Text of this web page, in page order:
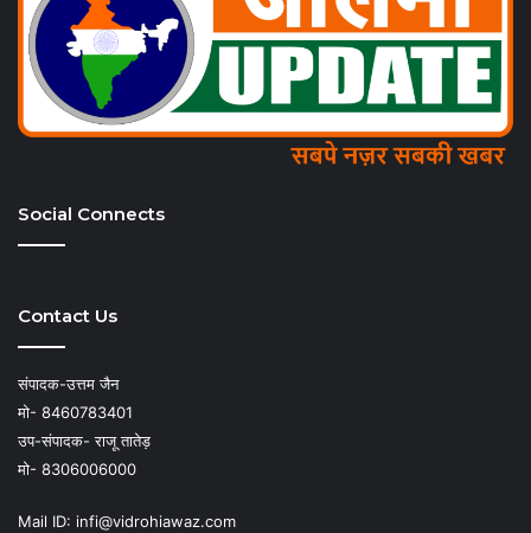
Social Connects
Contact Us
संपादक-उत्तम जैन
मो- 8460783401
उप-संपादक- राजू तातेड़
मो- 8306006000
Mail ID: infi@vidrohiawaz.com